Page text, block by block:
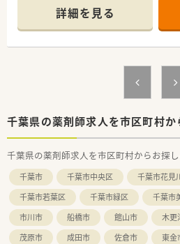
します。
■1日の処方箋枚数は約60枚で、
って対応します。
■パート勤務では時給2,600円の
■週休3.5日以上が確保されており
を高められます。
詳細を見る
千葉県の薬剤師求人を市区町村か
千葉県の薬剤師求人を市区町村からお探し
千葉市 千葉市中央区 千葉市花見
千葉市若葉区
千葉市緑区 千葉市
市川市
船橋市 館山市 木更
茂原市
成田市 佐倉市 東金